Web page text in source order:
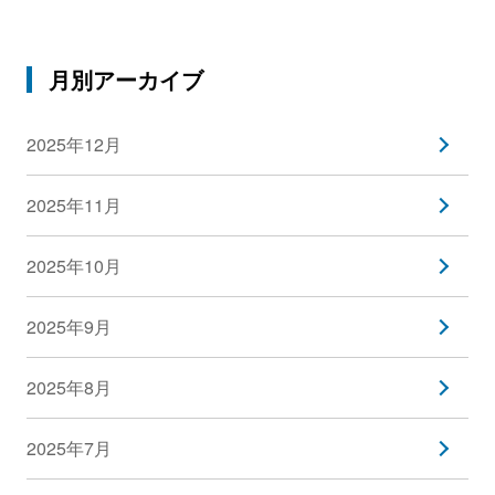
月別アーカイブ
2025年12月
2025年11月
2025年10月
2025年9月
2025年8月
2025年7月